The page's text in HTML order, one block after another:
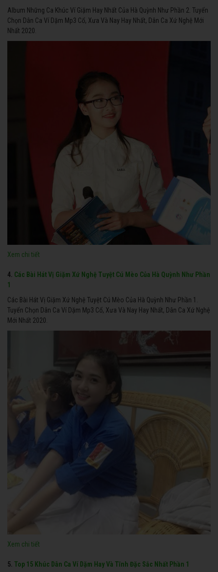
Album Những Ca Khúc Ví Giặm Hay Nhất Của Hà Quỳnh Như Phần 2. Tuyển
Chọn Dân Ca Ví Dặm Mp3 Cổ, Xưa Và Nay Hay Nhất, Dân Ca Xứ Nghệ Mới
Nhất 2020.
Xem chi tiết
4. Các Bài Hát Vị Giặm Xứ Nghệ Tuyệt Cú Mèo Của Hà Quỳnh Như Phần
1
Các Bài Hát Vị Giặm Xứ Nghệ Tuyệt Cú Mèo Của Hà Quỳnh Như Phần 1.
Tuyển Chọn Dân Ca Ví Dặm Mp3 Cổ, Xưa Và Nay Hay Nhất, Dân Ca Xứ Nghệ
Mới Nhất 2020.
Xem chi tiết
5. Top 15 Khúc Dân Ca Ví Dặm Hay Và Tĩnh Đặc Sắc Nhất Phần 1